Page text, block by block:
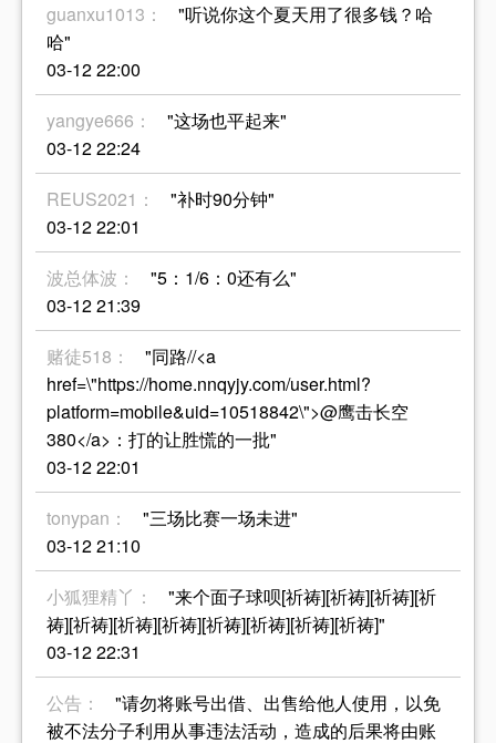
guanxu1013：
"听说你这个夏天用了很多钱？哈
哈"
03-12 22:00
yangye666：
"这场也平起来"
03-12 22:24
REUS2021：
"补时90分钟"
03-12 22:01
波总体波：
"5：1/6：0还有么"
03-12 21:39
赌徒518：
"同路//<a
href=\"https://home.nnqyjy.com/user.html?
platform=mobile&uid=10518842\">@鹰击长空
380</a>：打的让胜慌的一批"
03-12 22:01
tonypan：
"三场比赛一场未进"
03-12 21:10
小狐狸精丫：
"来个面子球呗[祈祷][祈祷][祈祷][祈
祷][祈祷][祈祷][祈祷][祈祷][祈祷][祈祷][祈祷]"
03-12 22:31
公告：
"请勿将账号出借、出售给他人使用，以免
被不法分子利用从事违法活动，造成的后果将由账